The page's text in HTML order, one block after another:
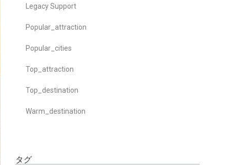
Legacy Support
Popular_attraction
Popular_cities
Top_attraction
Top_destination
Warm_destination
タグ